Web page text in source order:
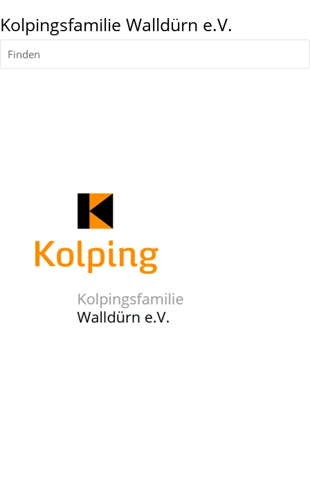
Kolpingsfamilie Walldürn e.V.
Finden